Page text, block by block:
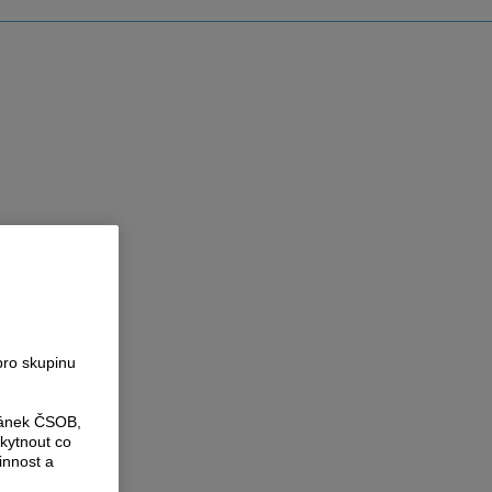
skupinu
ČSOB,
co
a